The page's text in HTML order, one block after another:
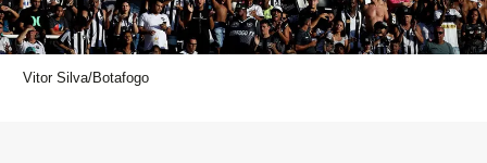
Vitor Silva/Botafogo